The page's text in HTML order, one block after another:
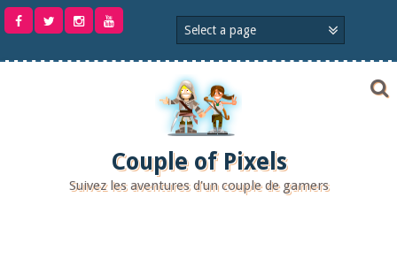
Aller
Couple of Pixels
Suivez les aventures d'un couple de gamers